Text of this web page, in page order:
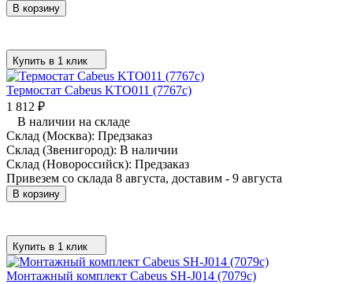
В корзину
Купить в 1 клик
Термостат Cabeus KTO011 (7767c)
1 812 ₽
В наличии на складе
Склад (Москва): Предзаказ
Склад (Звенигород): В наличии
Склад (Новороссийск): Предзаказ
Привезем со склада 8 августа, доставим - 9 августа
В корзину
Купить в 1 клик
Монтажный комплект Cabeus SH-J014 (7079c)